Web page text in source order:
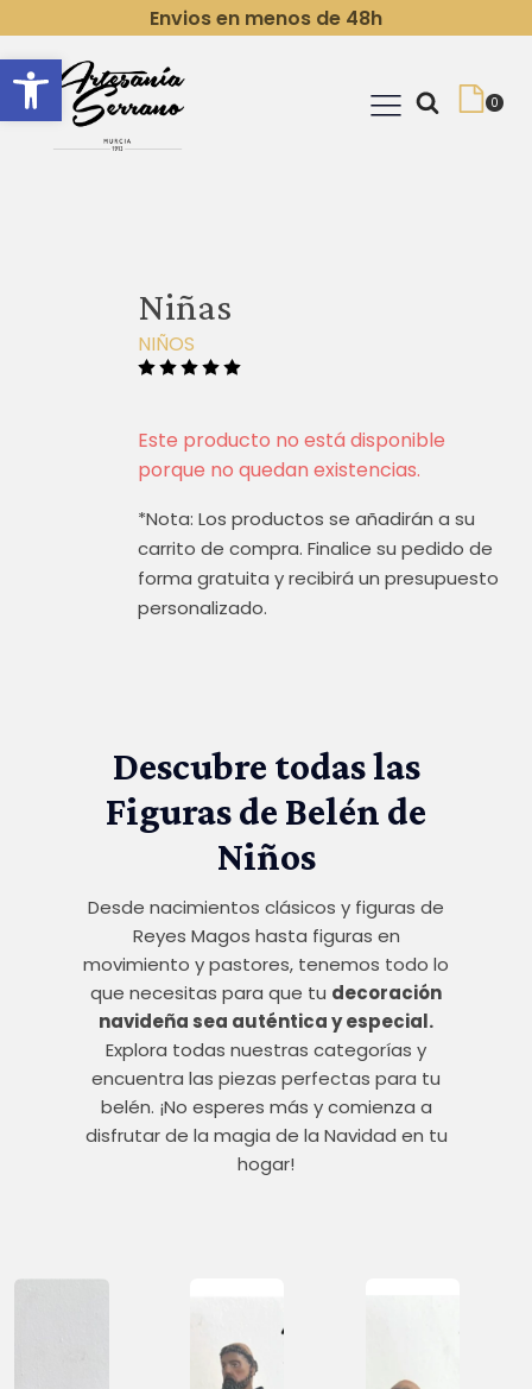
Envios en menos de 48h
Niñas
NIÑOS
Este producto no está disponible
porque no quedan existencias.
*Nota: Los productos se añadirán a su
carrito de compra. Finalice su pedido de
forma gratuita y recibirá un presupuesto
personalizado.
Descubre todas las
Figuras de Belén de
Niños
Desde nacimientos clásicos y figuras de
Reyes Magos hasta figuras en
movimiento y pastores, tenemos todo lo
que necesitas para que tu decoración
navideña sea auténtica y especial.
Explora todas nuestras categorías y
encuentra las piezas perfectas para tu
belén. ¡No esperes más y comienza a
disfrutar de la magia de la Navidad en tu
hogar!
Abrir barra de herramientas